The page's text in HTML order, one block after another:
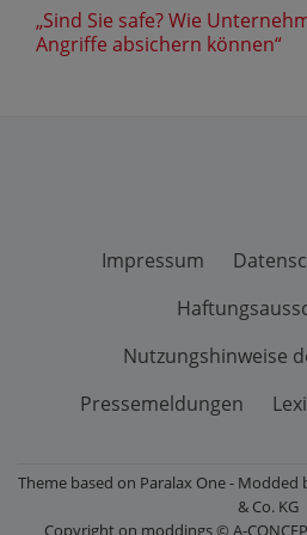
„Sind Sie safe? Wie
Angriffe absichern können“
Impressum
Nutzungshinweise
Pressemeldungen
Theme based on Paralax One - Modded
& Co. KG
Copyright on moddings © A-